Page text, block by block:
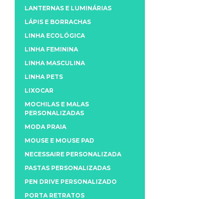
LANTERNAS E LUMINÁRIAS
LÁPIS E BORRACHAS
LINHA ECOLÓGICA
LINHA FEMININA
LINHA MASCULINA
LINHA PETS
LIXOCAR
MOCHILAS E MALAS
PERSONALIZADAS
MODA PRAIA
MOUSE E MOUSE PAD
NECESSAIRE PERSONALIZADA
PASTAS PERSONALIZADAS
PEN DRIVE PERSONALIZADO
PORTA RETRATOS